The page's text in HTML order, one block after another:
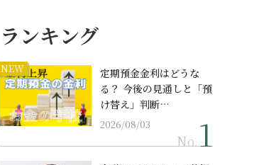
ランキング
NEW
定期預金金利はどうな
る？ 今後の見通しと「預
け替え」判断…
2026/08/03
No.